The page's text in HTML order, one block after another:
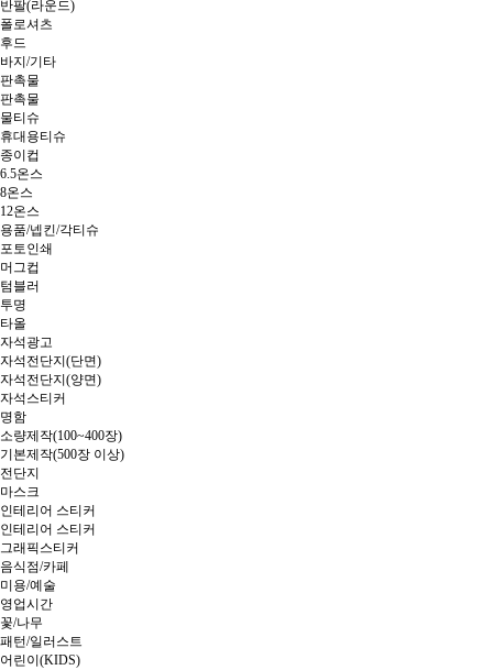
반팔(라운드)
폴로셔츠
후드
바지/기타
판촉물
판촉물
물티슈
휴대용티슈
종이컵
6.5온스
8온스
12온스
용품/넵킨/각티슈
포토인쇄
머그컵
텀블러
투명
타올
자석광고
자석전단지(단면)
자석전단지(양면)
자석스티커
명함
소량제작(100~400장)
기본제작(500장 이상)
전단지
마스크
인테리어 스티커
인테리어 스티커
그래픽스티커
음식점/카페
미용/예술
영업시간
꽃/나무
패턴/일러스트
어린이(KIDS)